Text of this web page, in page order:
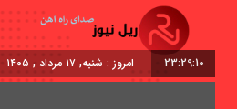
23:29:11 امروز : شنبه, ۱۷ مرداد , ۱۴۰۵